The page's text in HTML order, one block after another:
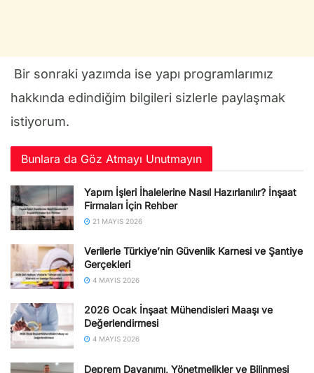
Bir sonraki yazımda ise yapı programlarımız
hakkında edindiğim bilgileri sizlerle paylaşmak
istiyorum.
Bunlara da Göz Atmayı Unutmayın
Yapım İşleri İhalelerine Nasıl Hazırlanılır? İnşaat
Firmaları İçin Rehber
21 MAYIS 2026
Verilerle Türkiye’nin Güvenlik Karnesi ve Şantiye
Gerçekleri
4 MAYIS 2026
2026 Ocak İnşaat Mühendisleri Maaşı ve
Değerlendirmesi
4 MAYIS 2026
Deprem Dayanımı, Yönetmelikler ve Bilinmesi